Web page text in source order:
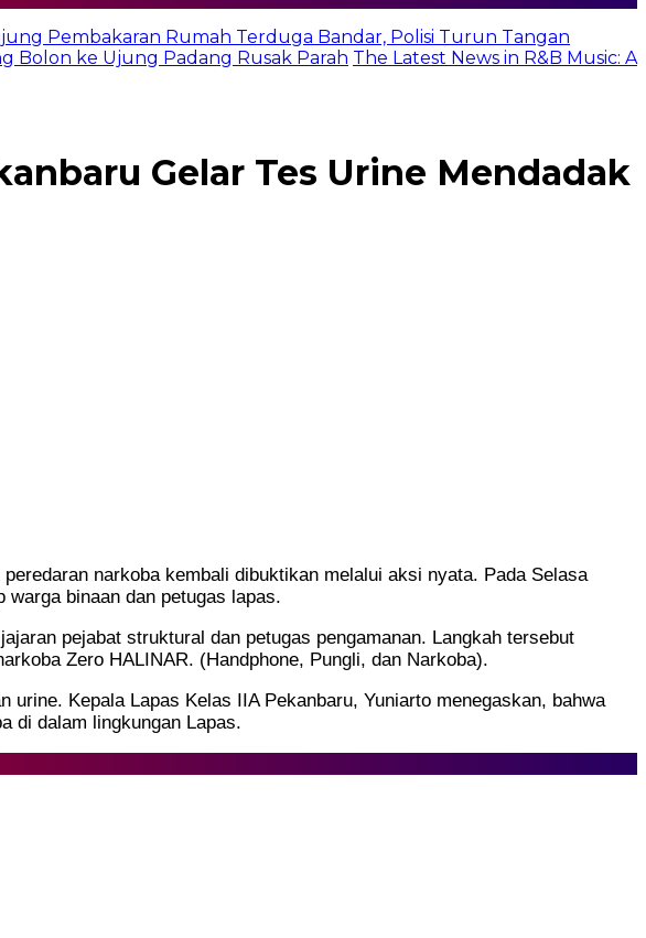
Pembakaran Rumah Terduga Bandar, Polisi Turun Tangan
Bolon ke Ujung Padang Rusak Parah The Latest News in R&B Music: A
Gelar Tes Urine Mendadak
narkoba kembali dibuktikan melalui aksi nyata. Pada Selasa
binaan dan petugas lapas.
pejabat struktural dan petugas pengamanan. Langkah tersebut
Zero HALINAR. (Handphone, Pungli, dan Narkoba).
Kepala Lapas Kelas IIA Pekanbaru, Yuniarto menegaskan, bahwa
di dalam lingkungan Lapas.